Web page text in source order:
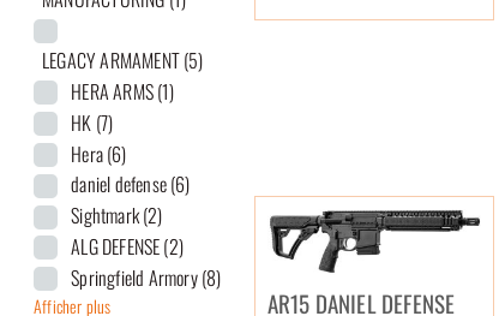
LEGACY ARMAMENT(5)
HERA ARMS(1)
HK (7)
Hera(6)
daniel defense(6)
Sightmark(2)
ALG DEFENSE(2)
Springfield Armory(8)
Afficher plus AR15 DANIEL DEFENSE